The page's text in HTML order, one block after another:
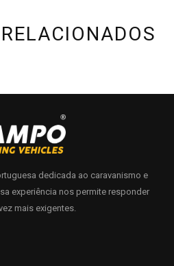
dedicada ao caravanismo e
experiência nos permite responder
mais exigentes.